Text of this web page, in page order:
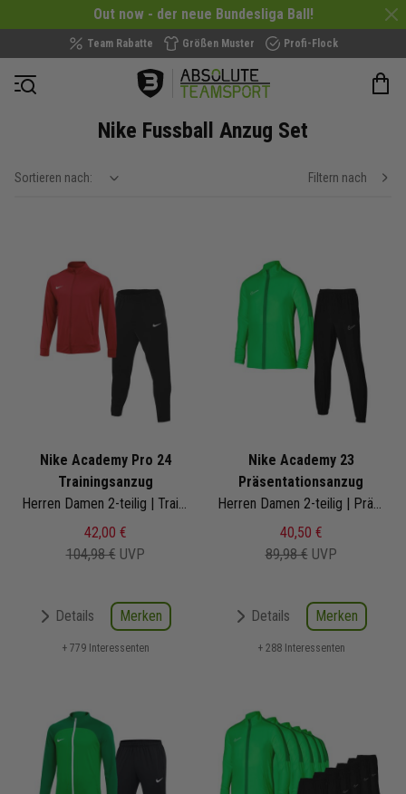
Out now - der neue Bundesliga Ball!
Team Rabatte Größen Muster Profi-Flock
Navigation öffnen
Nike Fussball Anzug Set
Sortieren nach: show filteroptions Filtern nach
Nike Academy Pro 24
Trainingsanzug
42,00 €
104,98 € UVP
Details Merken
+ 779 Interessenten
Nike Academy 23
Präsentationsanzug
40,50 €
89,98 € UVP
Details Merken
+ 288 Interessenten